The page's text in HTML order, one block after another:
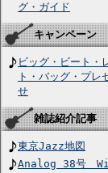
グ・ガイド
キャンペーン
ビッグ・ビート・
ト・バッグ・プレ
せ
雑誌紹介記事
東京Jazz地図
Analog 38号